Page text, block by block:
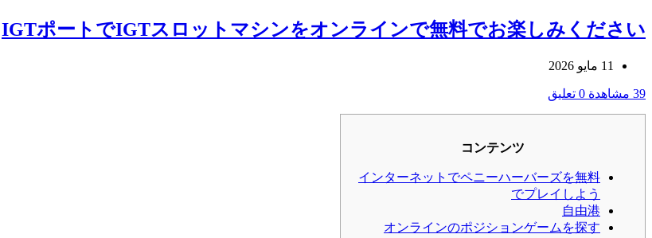
IGTポートでIGTスロットマシンをオンラインで無料でお楽しみください
11 مايو 2026
39 مشاهدة 0 تعليق
コンテンツ
インターネットでペニーハーバーズを無料
でプレイしよう
自由港
オンラインのポジションゲームを探す